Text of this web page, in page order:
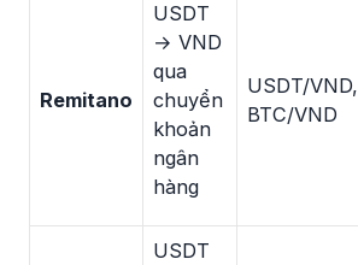
Remitano
USDT
→ VND
qua
chuyển
khoản
ngân
hàng
USDT/VND,
BTC/VND
USDT